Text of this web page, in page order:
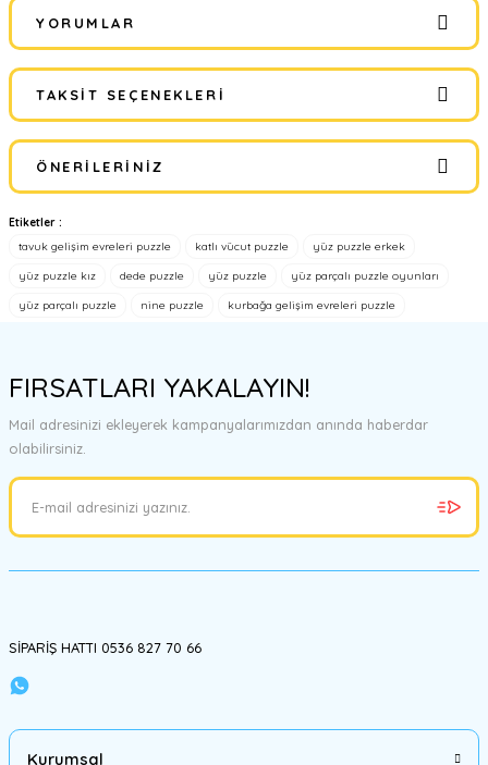
YORUMLAR
Bu ürüne ilk yorumu siz yapın!
TAKSIT SEÇENEKLERI
ÖNERILERINIZ
Bu ürünün fiyat bilgisi, resim, ürün açıklamalarında ve diğer
konularda yetersiz gördüğünüz noktaları öneri formunu kullanarak
tarafımıza iletebilirsiniz.
Ürün açıklamasında eksik bilgiler bulunuyor.
Ürün fiyatı diğer sitelerden daha pahalı.
Etiketler :
tavuk gelişim evreleri puzzle
katlı vücut puzzle yüz puzzle erkek
yüz puzzle kız dede puzzle yüz puzzle yüz parçalı puzzle oyunları
yüz parçalı puzzle nine puzzle kurbağa gelişim evreleri puzzle
FIRSATLARI YAKALAYIN!
Mail adresinizi ekleyerek kampanyalarımızdan anında haberdar
olabilirsiniz.
SİPARİŞ HATTI 0536 827 70 66
Kurumsal